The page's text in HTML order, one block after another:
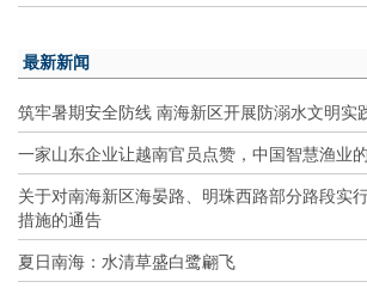
最新新闻
筑牢暑期安全防线 南海新区开展防溺水文明实
一家山东企业让越南官员点赞，中国智慧渔业
关于对南海新区海晏路、明珠西路部分路段实
措施的通告
夏日南海：水清草盛白鹭翩飞